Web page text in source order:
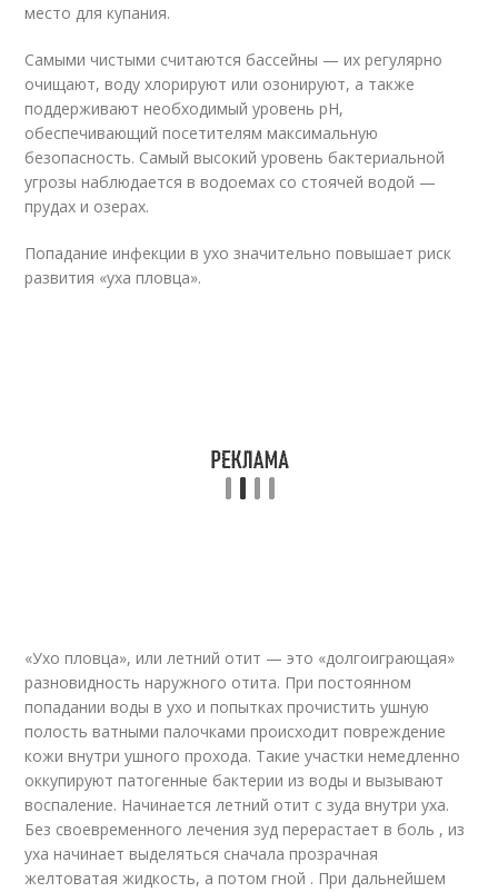
место для купания.
Самыми чистыми считаются бассейны — их регулярно
очищают, воду хлорируют или озонируют, а также
поддерживают необходимый уровень рН,
обеспечивающий посетителям максимальную
безопасность. Самый высокий уровень бактериальной
угрозы наблюдается в водоемах со стоячей водой —
прудах и озерах.
Попадание инфекции в ухо значительно повышает риск
развития «уха пловца».
«Ухо пловца», или летний отит — это «долгоиграющая»
разновидность наружного отита. При постоянном
попадании воды в ухо и попытках прочистить ушную
полость ватными палочками происходит повреждение
кожи внутри ушного прохода. Такие участки немедленно
оккупируют патогенные бактерии из воды и вызывают
воспаление. Начинается летний отит с зуда внутри уха.
Без своевременного лечения зуд перерастает в боль , из
уха начинает выделяться сначала прозрачная
желтоватая жидкость, а потом гной . При дальнейшем